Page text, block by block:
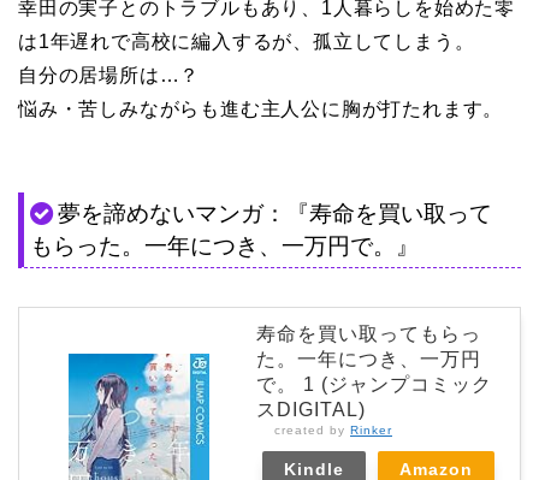
幸田の実子とのトラブルもあり、1人暮らしを始めた零
は1年遅れで高校に編入するが、孤立してしまう。
自分の居場所は…？
悩み・苦しみながらも進む主人公に胸が打たれます。
夢を諦めないマンガ：『寿命を買い取って
もらった。一年につき、一万円で。』
寿命を買い取ってもらっ
た。一年につき、一万円
で。 1 (ジャンプコミック
スDIGITAL)
created by Rinker
Kindle Amazon